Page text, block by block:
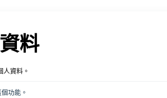
料
資料。
個功能。